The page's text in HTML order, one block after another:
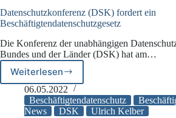
Datenschutzkonferenz (DSK) fordert ein
Beschäftigtendatenschutzgesetz
Die Konferenz der unabhängigen
Bundes und der Länder (DSK) hat am…
WeiterlesenDatenschutzkonferenz
(DSK)
fordert
ein
06.05.2022
Beschäftigtendatenschutz
News
DSK Ulrich Kelber